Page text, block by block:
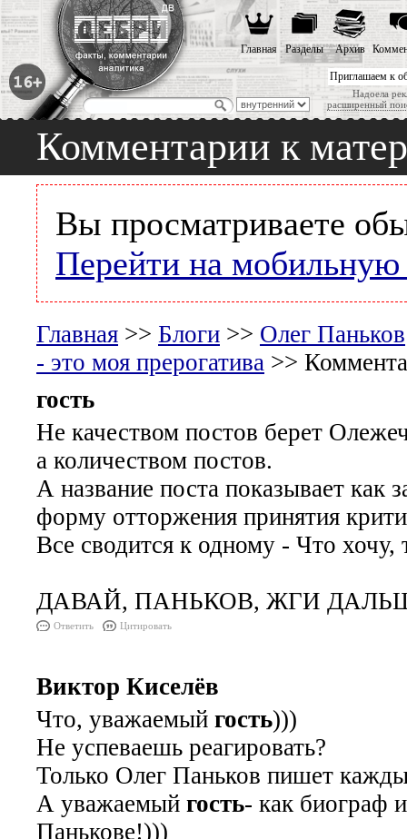
Приглашаем к
Надоела
расширенный
Главная Разделы Архив
Комментарии к
Вы просматриваете
Перейти на
Главная >> Блоги >> Олег Паньков
- это моя прерогатива >>
гость
Не качеством постов берет
а количеством постов.
А название поста показывает как
форму отторжения принятия
Все сводится к одному - Что хочу,
ДАВАЙ, ПАНЬКОВ, ЖГИ
Ответить Цитировать
Виктор Киселёв
Что, уважаемый гость)))
Не успеваешь реагировать?
Только Олег Паньков пишет
А уважаемый гость- как биограф
Панькове!)))